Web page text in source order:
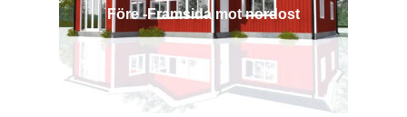
Före -Framsida mot nordost